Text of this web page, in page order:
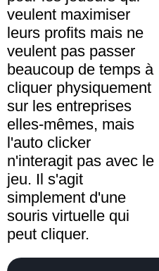
veulent maximiser
leurs profits mais ne
veulent pas passer
beaucoup de temps à
cliquer physiquement
sur les entreprises
elles-mêmes, mais
l'auto clicker
n'interagit pas avec le
jeu. Il s'agit
simplement d'une
souris virtuelle qui
peut cliquer.